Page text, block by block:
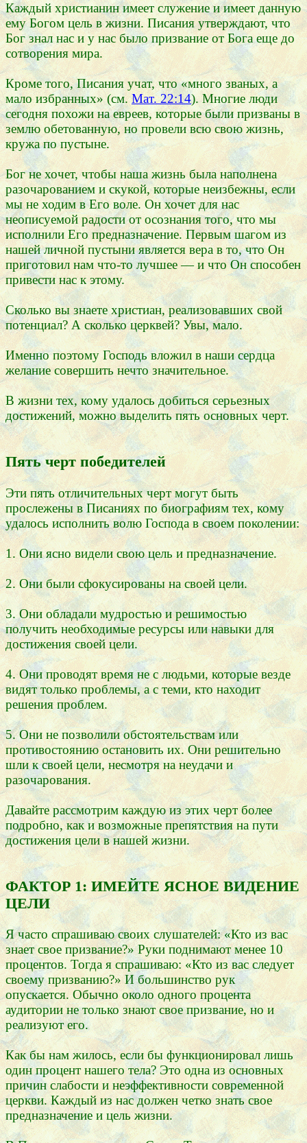
Каждый христианин имеет служение и имеет данную
ему Богом цель в жизни. Писания утверждают, что
Бог знал нас и у нас было призвание от Бога еще до
сотворения мира.
Кроме того, Писания учат, что «много званых, а
мало избранных» (см.Мат. 22:14). Многие люди
сегодня похожи на евреев, которые были призваны в
землю обетованную, но провели всю свою жизнь,
кружа по пустыне.
Бог не хочет, чтобы наша жизнь была наполнена
разочарованием и скукой, которые неизбежны, если
мы не ходим в Его воле. Он хочет для нас
неописуемой радости от осознания того, что мы
исполнили Его предназначение. Первым шагом из
нашей личной пустыни является вера в то, что Он
приготовил нам что-то лучшее — и что Он способен
привести нас к этому.
Сколько вы знаете христиан, реализовавших свой
потенциал? А сколько церквей? Увы, мало.
Именно поэтому Господь вложил в наши сердца
желание совершить нечто значительное.
В жизни тех, кому удалось добиться серьезных
достижений, можно выделить пять основных черт.
Пять черт победителей
Эти пять отличительных черт могут быть
прослежены в Писаниях по биографиям тех, кому
удалось исполнить волю Господа в своем поколении:
1. Они ясно видели свою цель и предназначение.
2. Они были сфокусированы на своей цели.
3. Они обладали мудростью и решимостью
получить необходимые ресурсы или навыки для
достижения своей цели.
4. Они проводят время не с людьми, которые везде
видят только проблемы, а с теми, кто находит
решения проблем.
5. Они не позволили обстоятельствам или
противостоянию остановить их. Они решительно
шли к своей цели, несмотря на неудачи и
разочарования.
Давайте рассмотрим каждую из этих черт более
подробно, как и возможные препятствия на пути
достижения цели в нашей жизни.
ФАКТОР 1: ИМЕЙТЕ ЯСНОЕ ВИДЕНИЕ
ЦЕЛИ
Я часто спрашиваю своих слушателей: «Кто из вас
знает свое призвание?» Руки поднимают менее 10
процентов. Тогда я спрашиваю: «Кто из вас следует
своему призванию?» И большинство рук
опускается. Обычно около одного процента
аудитории не только знают свое призвание, но и
реализуют его.
Как бы нам жилось, если бы функционировал лишь
один процент нашего тела? Это одна из основных
причин слабости и неэффективности современной
церкви. Каждый из нас должен четко знать свое
предназначение и цель жизни.